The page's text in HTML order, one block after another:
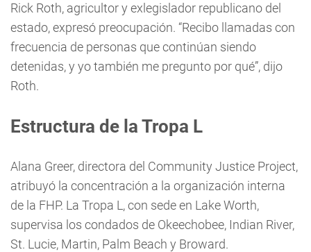
Rick Roth, agricultor y exlegislador republicano del
estado, expresó preocupación. “Recibo llamadas con
frecuencia de personas que continúan siendo
detenidas, y yo también me pregunto por qué”, dijo
Roth.
Estructura de la Tropa L
Alana Greer, directora del Community Justice Project,
atribuyó la concentración a la organización interna
de la FHP. La Tropa L, con sede en Lake Worth,
supervisa los condados de Okeechobee, Indian River,
St. Lucie, Martin, Palm Beach y Broward.